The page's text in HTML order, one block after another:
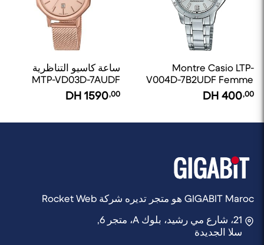
Montre Casio LTP-
V004D-7B2UDF Femme
400,00
ساعة كاسيو التناظرية
MTP-VD03D-7AUDF
للنجاح
1590,00
GIGABIT Maroc هو متجر تديره شركة Rocket Web
21، شارع مي رشيد، بلوك A، متجر 6,
سلا الجديدة